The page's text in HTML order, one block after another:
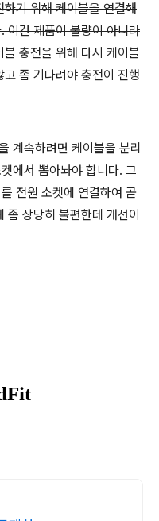
하기 위해 케이블을 연결해
이건 제품이 불량이 아니라
블 충전을 위해 다시 케이블
좀 기다려야 충전이 진행
계속하려면 케이블을 분리
에서 뽑아놔야 합니다. 그
전원 소켓에 연결하여 곧
상당히 불편한데 개선이